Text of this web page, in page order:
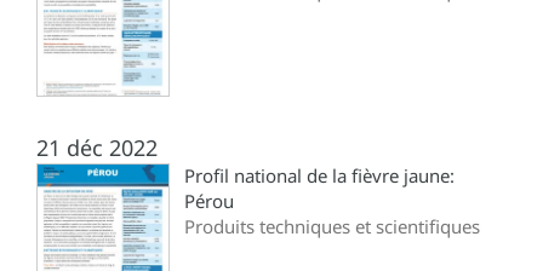
21 déc 2022
Profil national de la fièvre jaune:
Pérou
Produits techniques et scientifiques